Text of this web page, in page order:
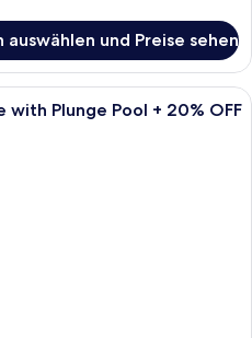
auswählen und Preise sehen
Eine Holzterrasse mit Pool, Tisch
with Plunge Pool + 20% OFF